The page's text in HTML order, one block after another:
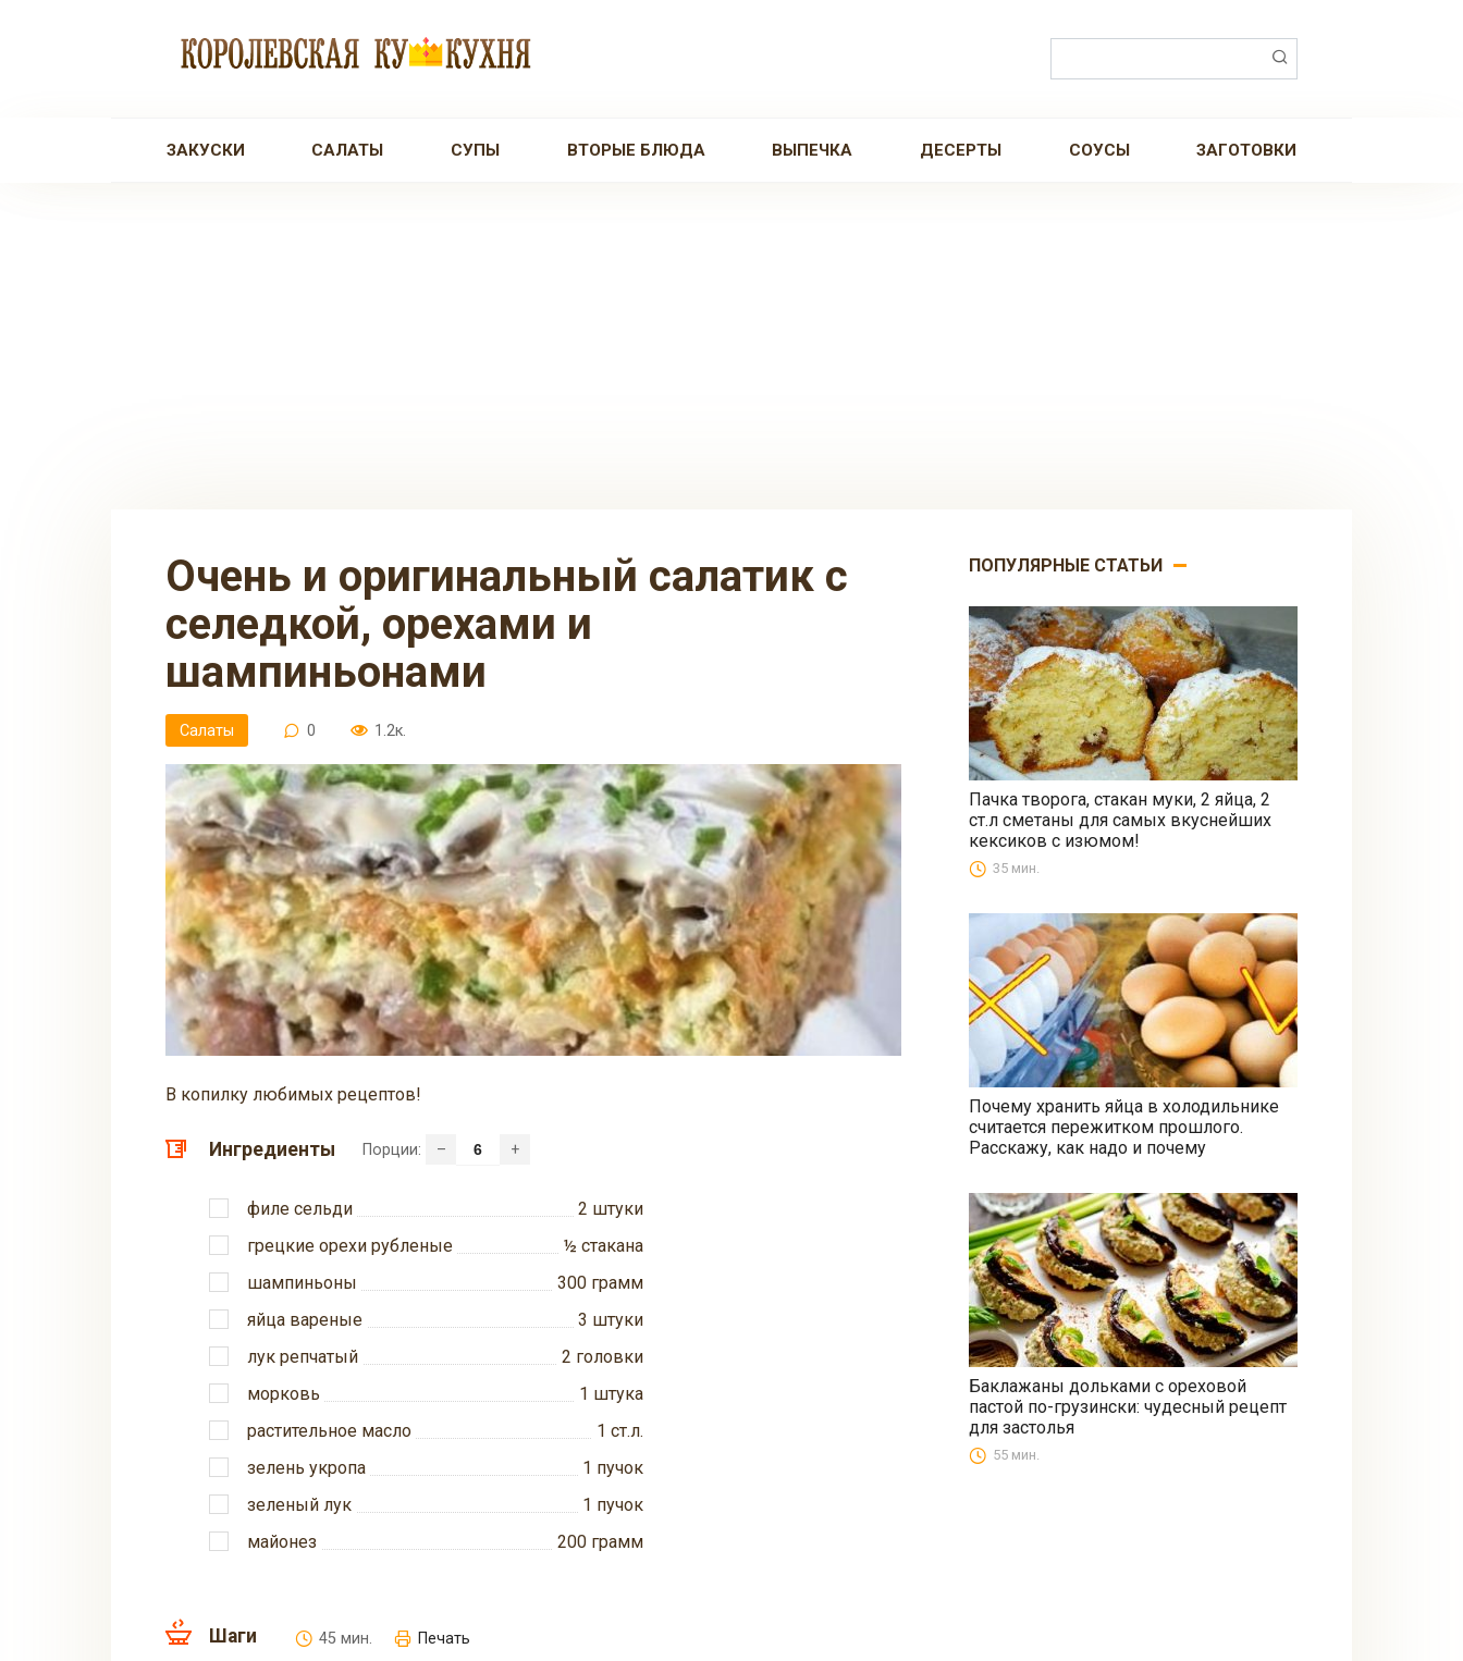
ЗАКУСКИ САЛАТЫ СУПЫ ВТОРЫЕ БЛЮДА ВЫПЕЧКА ДЕСЕРТЫ СОУСЫ ЗАГОТОВКИ
Очень и оригинальный салатик с
селедкой, орехами и
шампиньонами
Салаты 0 1.2к.
В копилку любимых рецептов!
Ингредиенты Порции: – +
филе сельди 2 штуки
грецкие орехи рубленые
½ стакана
шампиньоны
300 грамм
яйца вареные
3 штуки
лук репчатый
2 головки
морковь
1 штука
растительное масло
1 ст.л.
зелень укропа
1 пучок
зеленый лук
1 пучок
майонез
200 грамм
Шаги 45 мин. Печать
ПОПУЛЯРНЫЕ СТАТЬИ
Выпечка
Пачка творога, стакан муки, 2 яйца, 2
ст.л сметаны для самых вкуснейших
кексиков с изюмом!
35 мин.
Все
Почему хранить яйца в холодильнике
считается пережитком прошлого.
Расскажу, как надо и почему
Закуски
Баклажаны дольками с ореховой
пастой по-грузински: чудесный рецепт
для застолья
55 мин.